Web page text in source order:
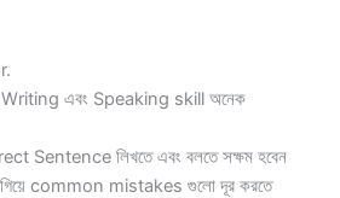
Writing এবং Speaking skill অনেক
Sentence লিখতে এবং বলতে সক্ষম হবেন
গিয়ে common mistakes গুলো দূর করতে